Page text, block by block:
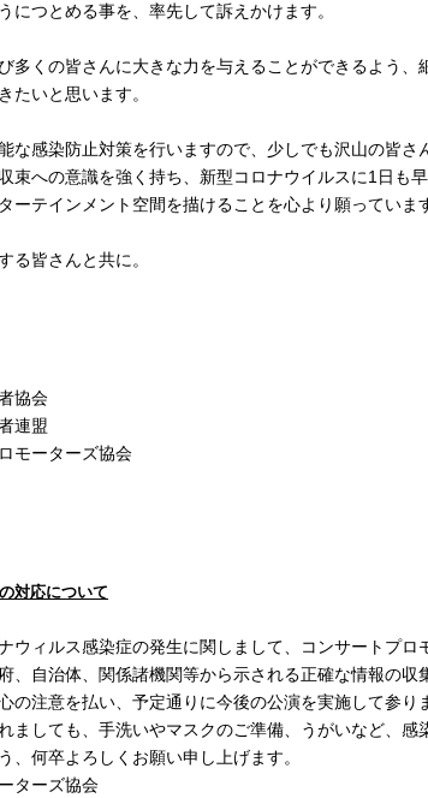
につとめる事を、率先して訴えかけます。
多くの皆さんに大きな力を与えることができるよう、
たいと思います。
な感染防止対策を行いますので、少しでも沢山の皆さ
束への意識を強く持ち、新型コロナウイルスに1日も早
ーテインメント空間を描けることを心より願っていま
る皆さんと共に。
協会
連盟
モーターズ協会
対応について
ウィルス感染症の発生に関しまして、コンサートプロ
、自治体、関係諸機関等から示される正確な情報の収
の注意を払い、予定通りに今後の公演を実施して参
ましても、手洗いやマスクのご準備、うがいなど、感
、何卒よろしくお願い申し上げます。
ターズ協会